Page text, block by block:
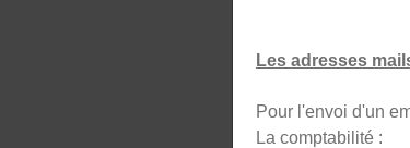
Les adresses
Pour l'envoi
La